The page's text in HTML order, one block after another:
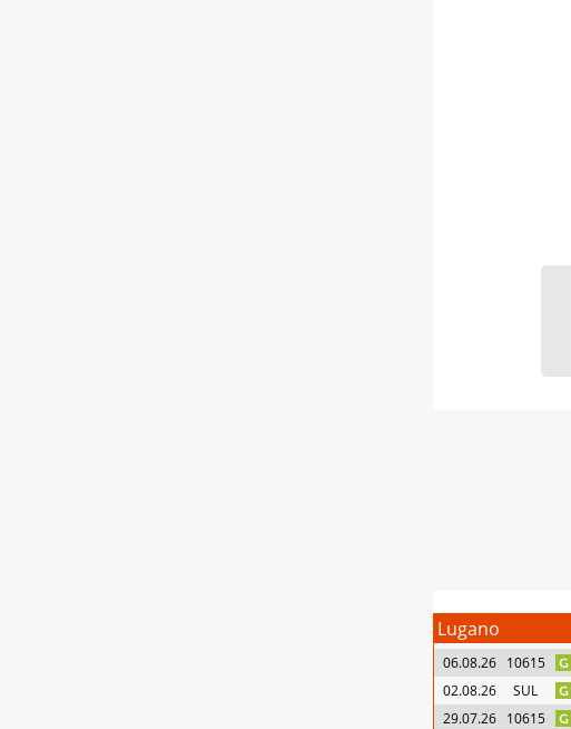
Lugano
06.08.26 10615
02.08.26
SUL
29.07.26 10615